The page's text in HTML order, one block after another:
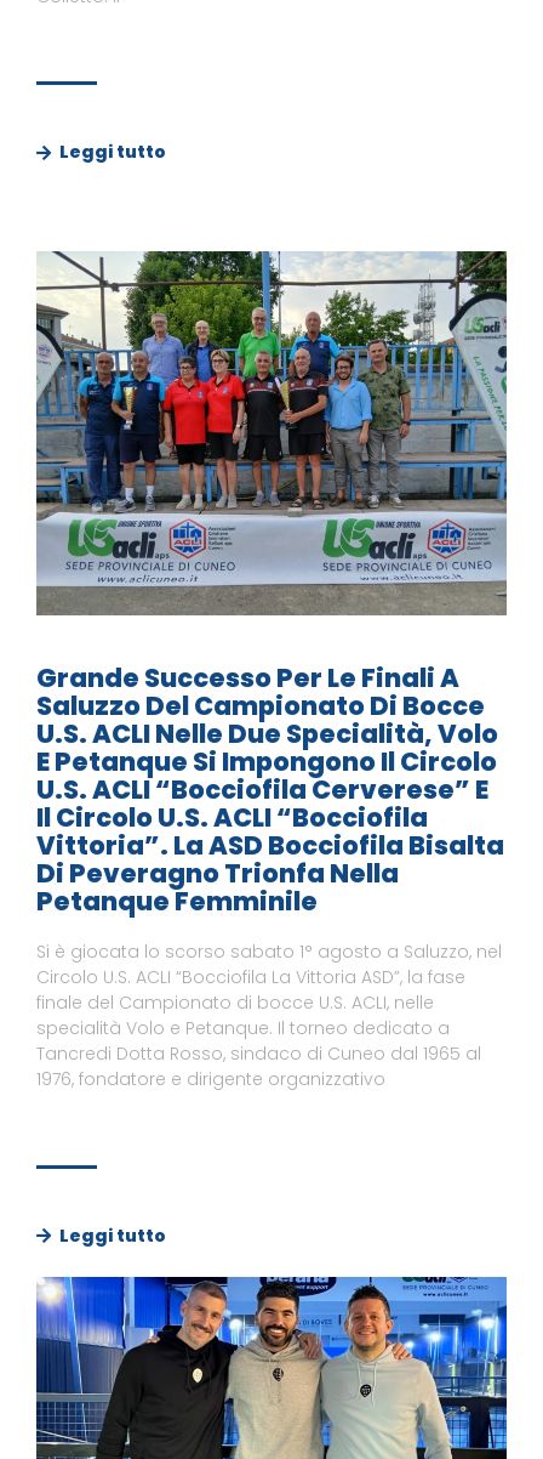
Leggi tutto
Grande Successo Per Le Finali A
Saluzzo Del Campionato Di Bocce
U.S. ACLI Nelle Due Specialità, Volo
E Petanque Si Impongono Il Circolo
U.S. ACLI “Bocciofila Cerverese” E
Il Circolo U.S. ACLI “Bocciofila
Vittoria”. La ASD Bocciofila Bisalta
Di Peveragno Trionfa Nella
Petanque Femminile
Si è giocata lo scorso sabato 1° agosto a Saluzzo, nel
Circolo U.S. ACLI “Bocciofila La Vittoria ASD”, la fase
finale del Campionato di bocce U.S. ACLI, nelle
specialità Volo e Petanque. Il torneo dedicato a
Tancredi Dotta Rosso, sindaco di Cuneo dal 1965 al
1976, fondatore e dirigente organizzativo
Leggi tutto